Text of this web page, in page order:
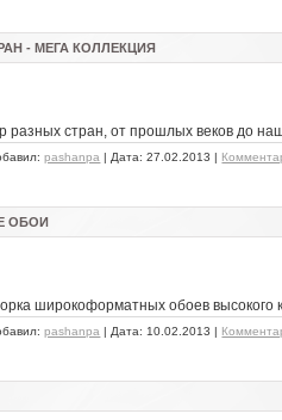
- МЕГА КОЛЛЕКЦИЯ
разных стран, от прошлых веков до
pashanpa | Дата:27.02.2013 |
ОБОИ
широкоформатных обоев высокого
pashanpa | Дата: 10.02.2013 |